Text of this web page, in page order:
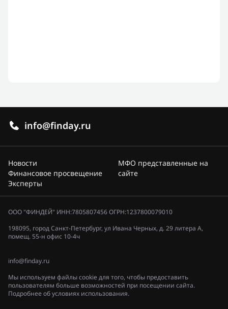
info@finday.ru
Новости
Финансовое просвещение
Эксперты
МФО представленные на
сайте
ООО "ФИНДЕЙ" ИНН:7805807456 ОГРН:1237800079010
198095, город Санкт-Петербург, ул Ивана Черных, д. 29 литера А,
помещ. 55-н офис 10-4ч
info@finday.ru
Мы используем файлы cookie для того, чтобы предоставить
пользователям больше возможностей при посещении сайта.
Подробнее об условиях использования.